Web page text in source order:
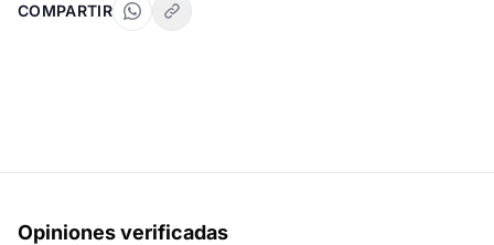
COMPARTIR
Opiniones verificadas